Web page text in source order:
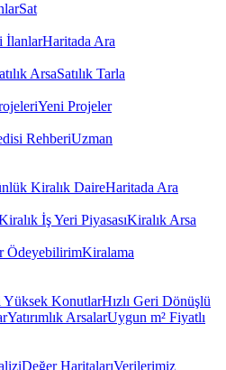
Sat
İlanlarHaritada Ara
ArsaSatılık Tarla
Yeni Projeler
RehberiUzman
Kiralık DaireHaritada Ara
İş Yeri PiyasasıKiralık Arsa
ÖdeyebilirimKiralama
KonutlarHızlı Geri Dönüşlü
Yatırımlık ArsalarUygun m² Fiyatlı
Değer HaritalarıVerilerimiz